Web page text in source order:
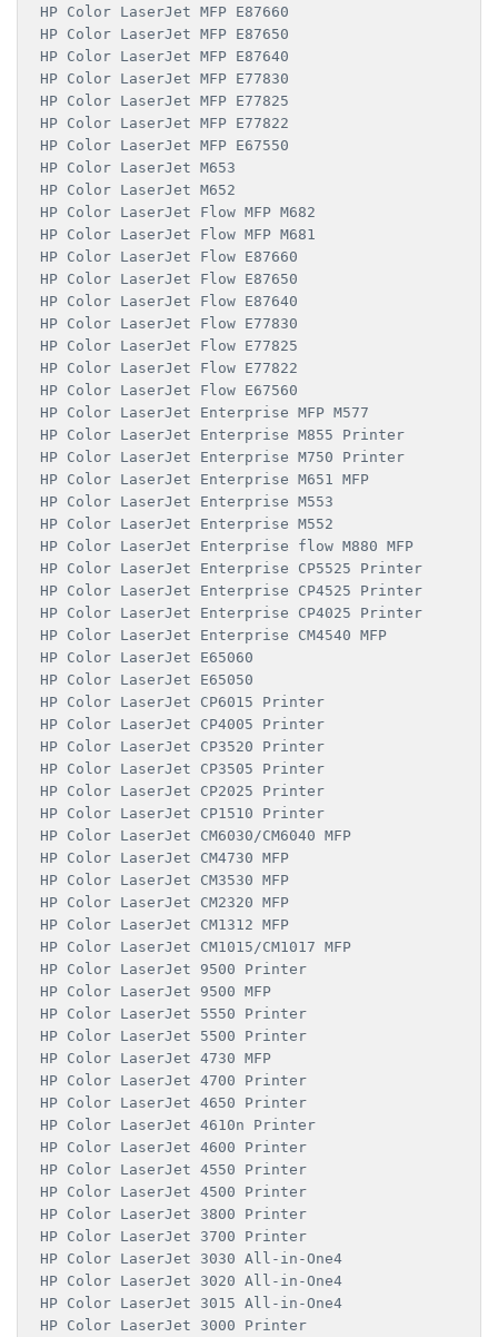
HP Color LaserJet MFP E87660
HP Color LaserJet MFP E87650
HP Color LaserJet MFP E87640
HP Color LaserJet MFP E77830
HP Color LaserJet MFP E77825
HP Color LaserJet MFP E77822
HP Color LaserJet MFP E67550
HP Color LaserJet M653
HP Color LaserJet M652
HP Color LaserJet Flow MFP M682
HP Color LaserJet Flow MFP M681
HP Color LaserJet Flow E87660
HP Color LaserJet Flow E87650
HP Color LaserJet Flow E87640
HP Color LaserJet Flow E77830
HP Color LaserJet Flow E77825
HP Color LaserJet Flow E77822
HP Color LaserJet Flow E67560
HP Color LaserJet Enterprise MFP M577
HP Color LaserJet Enterprise M855 Printer
HP Color LaserJet Enterprise M750 Printer
HP Color LaserJet Enterprise M651 MFP
HP Color LaserJet Enterprise M553
HP Color LaserJet Enterprise M552
HP Color LaserJet Enterprise flow M880 MFP
HP Color LaserJet Enterprise CP5525 Printer
HP Color LaserJet Enterprise CP4525 Printer
HP Color LaserJet Enterprise CP4025 Printer
HP Color LaserJet Enterprise CM4540 MFP
HP Color LaserJet E65060
HP Color LaserJet E65050
HP Color LaserJet CP6015 Printer
HP Color LaserJet CP4005 Printer
HP Color LaserJet CP3520 Printer
HP Color LaserJet CP3505 Printer
HP Color LaserJet CP2025 Printer
HP Color LaserJet CP1510 Printer
HP Color LaserJet CM6030/CM6040 MFP
HP Color LaserJet CM4730 MFP
HP Color LaserJet CM3530 MFP
HP Color LaserJet CM2320 MFP
HP Color LaserJet CM1312 MFP
HP Color LaserJet CM1015/CM1017 MFP
HP Color LaserJet 9500 Printer
HP Color LaserJet 9500 MFP
HP Color LaserJet 5550 Printer
HP Color LaserJet 5500 Printer
HP Color LaserJet 4730 MFP
HP Color LaserJet 4700 Printer
HP Color LaserJet 4650 Printer
HP Color LaserJet 4610n Printer
HP Color LaserJet 4600 Printer
HP Color LaserJet 4550 Printer
HP Color LaserJet 4500 Printer
HP Color LaserJet 3800 Printer
HP Color LaserJet 3700 Printer
HP Color LaserJet 3030 All-in-One4
HP Color LaserJet 3020 All-in-One4
HP Color LaserJet 3015 All-in-One4
HP Color LaserJet 3000 Printer